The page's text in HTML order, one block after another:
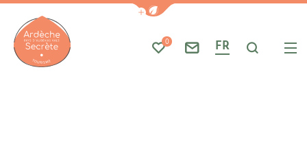
Afficher la barre de
Mes favoris
0
Nous contacter
FR Je
Photo 1, © Photo